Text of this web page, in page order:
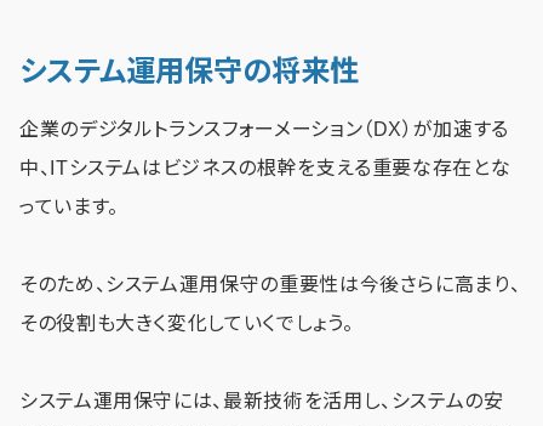
システム運用保守の将来性
企業のデジタルトランスフォーメーション（DX）が加速する
中、ITシステムはビジネスの根幹を支える重要な存在とな
っています。
そのため、システム運用保守の重要性は今後さらに高まり、
その役割も大きく変化していくでしょう。
システム運用保守には、最新技術を活用し、システムの安